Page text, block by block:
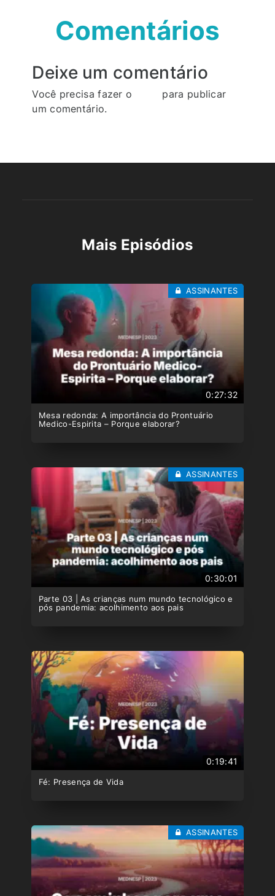
Comentários
Deixe um comentário
Você precisa fazer o
para publicar
um comentário.
Mais Episódios
0:27:32
Mesa redonda: A importância do Prontuário
Medico-Espirita – Porque elaborar?
ASSINANTES
0:30:01
Parte 03 | As crianças num mundo tecnológico e
pós pandemia: acolhimento aos pais
ASSINANTES
0:19:41
Fé: Presença de Vida
ASSINANTES